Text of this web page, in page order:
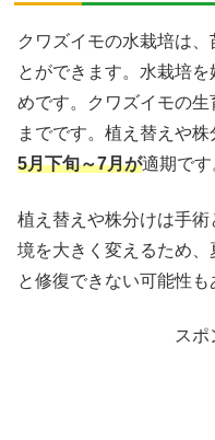
クワズイモの水栽培は
とができます。水栽培
めです。クワズイモの
までです。植え替えや
5月下旬～7月が適期です
植え替えや株分けは手
境を大きく変えるため
と修復できない可能性も
スポ